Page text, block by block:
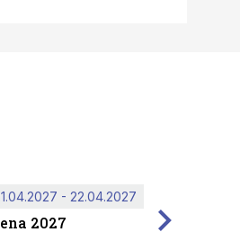
HUB
2027
- 22.04.2027